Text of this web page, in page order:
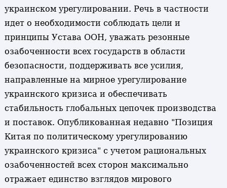
украинском урегулировании. Речь в частности
идет о необходимости соблюдать цели и
принципы Устава ООН, уважать резонные
озабоченности всех государств в области
безопасности, поддерживать все усилия,
направленные на мирное урегулирование
украинского кризиса и обеспечивать
стабильность глобальных цепочек производства
и поставок. Опубликованная недавно "Позиция
Китая по политическому урегулированию
украинского кризиса" с учетом рациональных
озабоченностей всех сторон максимально
отражает единство взглядов мирового